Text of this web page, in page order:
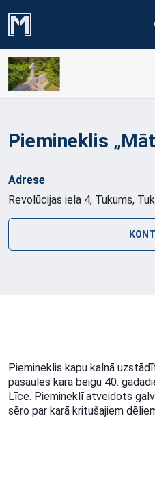
Piemineklis
Adrese
Revolūcijas iela 4, Tukums,
Piemineklis kapu kalnā
pasaules kara beigu 40.
Līce. Piemineklī atveidots
sēro par karā kritušajiem